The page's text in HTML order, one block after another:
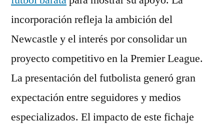
incorporación refleja la ambición del
Newcastle y el interés por consolidar un
proyecto competitivo en la Premier League.
La presentación del futbolista generó gran
expectación entre seguidores y medios
especializados. El impacto de este fichaje